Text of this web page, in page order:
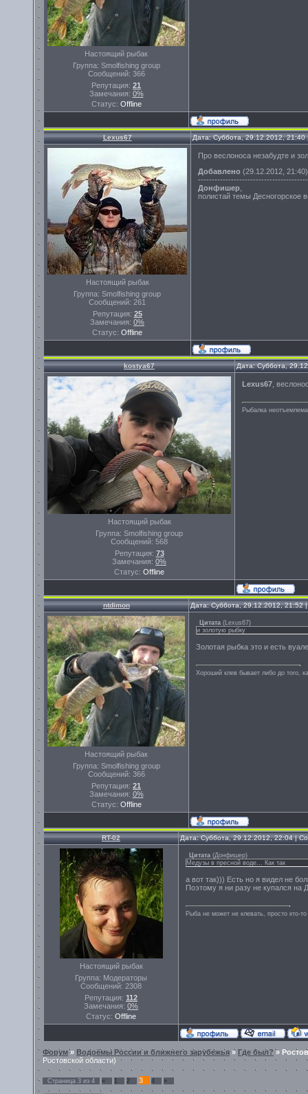
Настоящий рыбак
Группа: Smolfishing group
Сообщений: 366
Репутация: 21
Замечания: 0%
Статус: Offline
Lexus67 Дата: Суббота, 29.12.2012,
Настоящий рыбак
Группа: Smolfishing group
Сообщений: 261
Репутация: 25
Замечания: 0%
Статус: Offline
Про веслоноса незабудте и
Добавлено (29.12.2012, 21:40)
Донфишер
полистай темы Десногорское
kostya67 Дата: Суббота,
Настоящий рыбак
Группа: Smolfishing group
Сообщений: 568
Репутация: 73
Замечания: 0%
Статус: Offline
Lexus67 ,
Рыбалка
ntdimon Дата: Суббота, 29.12.2012,
Настоящий рыбак
Группа: Smolfishing group
Сообщений: 366
Репутация: 21
Замечания: 0%
Статус: Offline
Цитата (Lexus67)
и золотую рыбку
Золотая рыбка это и есть
Хороший клев бывает либо до того,
RT-02 Дата: Суббота, 29.12.2012, 22:04 |
Настоящий рыбак
Группа: Модераторы
Сообщений: 2308
Репутация: 112
Замечания: 0%
Статус: Offline
Цитата (Донфишер)
Медузы в пресной воде... Как так
а вот так))) Есть но я видел не
Поэтому я ни разу не купался на
Рыба не может не клевать, просто кто-
Форум» Водоёмы России и ближнего зарубежья » Где был? »
Ростовской области)
Страница 3 из 4 « 1 2 3 4 »